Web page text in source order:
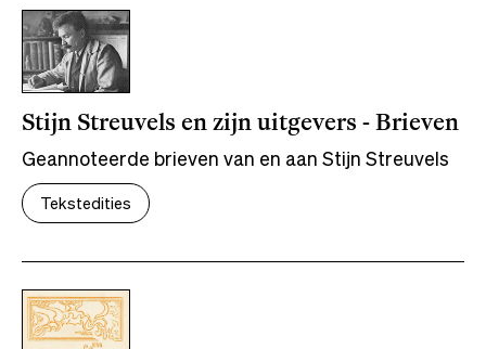
Stijn Streuvels en zijn uitgevers - Brieven
Geannoteerde brieven van en aan Stijn Streuvels
Tekstedities